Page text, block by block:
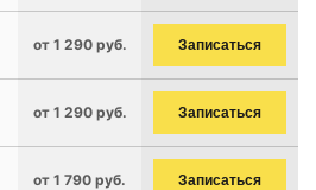
от 1 290 руб. Записаться
от 1 290 руб. Записаться
от 1 790 руб. Записаться